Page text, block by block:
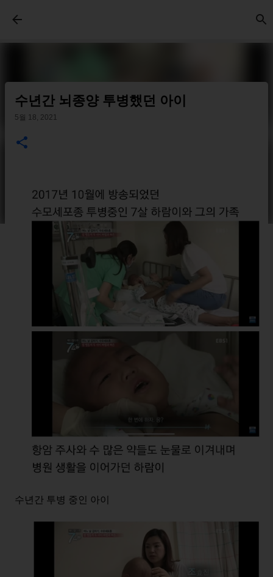
수년간 뇌종양 투병했던 아이
5월 18, 2021
수년간 투병 중인 아이